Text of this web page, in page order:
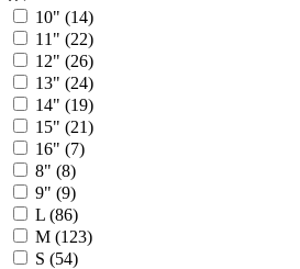
10" (14)
11" (22)
12" (26)
13" (24)
14" (19)
15" (21)
16" (7)
8" (8)
9" (9)
L (86)
M (123)
S (54)